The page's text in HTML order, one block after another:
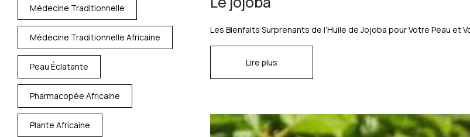
Médecine Traditionnelle
Médecine Traditionnelle Africaine
Peau Éclatante
Pharmacopée Africaine
Plante Africaine
Les Bienfaits Surprenants de l’Huile de Jojoba pour Votre Peau et
Lire plus